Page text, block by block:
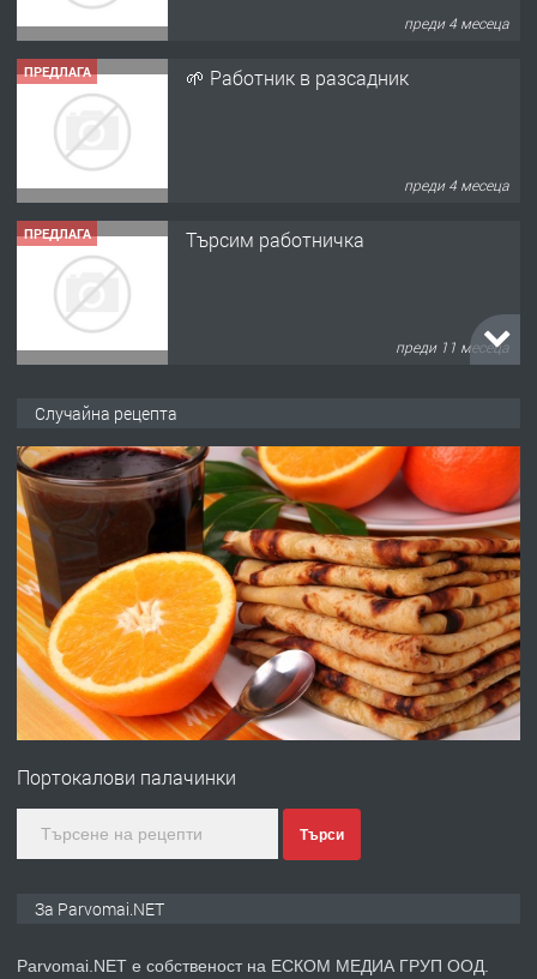
преди 4 месеца
ПРЕДЛАГА 🌱 Работник в разсадник
преди 4 месеца
ПРЕДЛАГА Търсим работничка
преди 11 месеца
преди 1 година
ПРЕДЛАГА Работа за общи работници
преди 1 година
ПРЕДЛАГА
Първи поход "По стъпките на Ангел
Случайна рецепта
Портокалови палачинки
Търси
За Parvomai.NET
Parvomai.NET е собственост на ЕСКОМ МЕДИА ГРУП ООД.